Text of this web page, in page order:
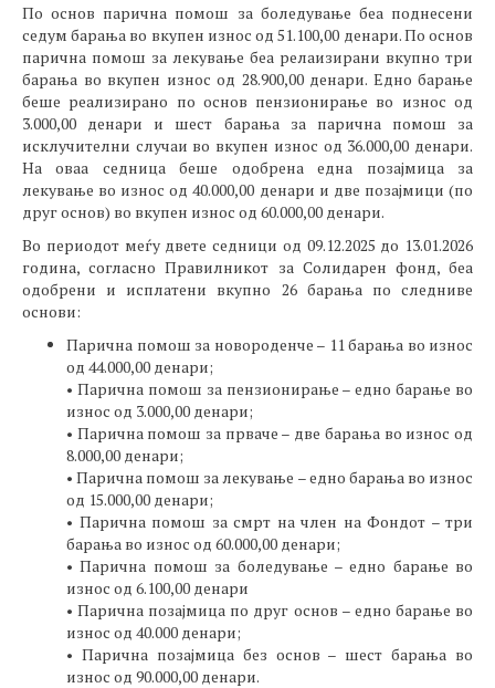
По основ парична помош за боледување беа поднесени
седум барања во вкупен износ од 51.100,00 денари. По основ
парична помош за лекување беа релаизирани вкупно три
барања во вкупен износ од 28.900,00 денари. Едно барање
беше реализирано по основ пензионирање во износ од
3.000,00 денари и шест барања за парична помош за
исклучителни случаи во вкупен износ од 36.000,00 денари.
На оваа седница беше одобрена една позајмица за
лекување во износ од 40.000,00 денари и две позајмици (по
друг основ) во вкупен износ од 60.000,00 денари.
Во периодот меѓу двете седници од 09.12.2025 до 13.01.2026
година, согласно Правилникот за Солидарен фонд, беа
одобрени и исплатени вкупно 26 барања по следниве
основи:
Парична помош за новороденче – 11 барања во износ
од 44.000,00 денари;
• Парична помош за пензионирање – едно барање во
износ од 3.000,00 денари;
• Парична помош за прваче – две барања во износ од
8.000,00 денари;
• Парична помош за лекување – едно барања во износ
од 15.000,00 денари;
• Парична помош за смрт на член на Фондот – три
барања во износ од 60.000,00 денари;
• Парична помош за боледување – едно барање во
износ од 6.100,00 денари
• Парична позајмица по друг основ – едно барање во
износ од 40.000 денари;
• Парична позајмица без основ – шест барања во
износ од 90.000,00 денари.